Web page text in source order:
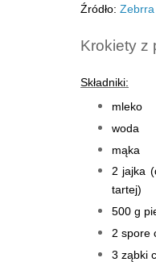
Źródło: Zebrra
Krokiety z
Składniki:
mleko
woda
mąka
2 jajka
tartej)
500 g
2 spore
3 ząbki